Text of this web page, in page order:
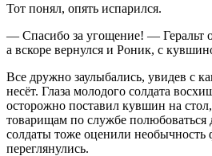
Тот понял, опять испарился.
— Спасибо за угощение! — Геральт
а вскоре вернулся и Роник, с
Все дружно заулыбались, увидев с
несёт. Глаза молодого солдата
осторожно поставил кувшин на
товарищам по службе
солдаты тоже оценили
переглянулись.